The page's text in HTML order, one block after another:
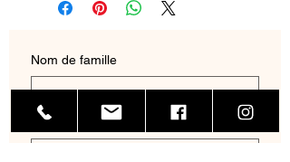
Nom de famille
Prénom